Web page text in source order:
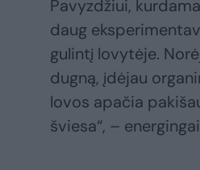
Pavyzdžiui,
daug
gulintį lovytėje.
dugną, įdėjau
lovos apačia
šviesa“, –